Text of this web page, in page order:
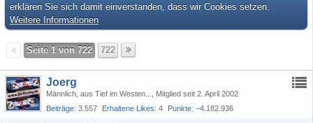
erklären Sie sich damit einverstanden, dass wir Cookies setzen.
Weitere Informationen
Seite 1 von 722 722
Joerg
Männlich aus Tief im Westen...
Mitglied seit 2. April 2002
Beiträge 3.557 Erhaltene Likes 4 Punkte −4.182.936